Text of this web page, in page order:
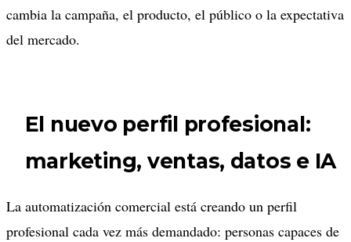
cambia la campaña, el producto, el público o la expectativa
del mercado.
El nuevo perfil profesional:
marketing, ventas, datos e IA
La automatización comercial está creando un perfil
profesional cada vez más demandado: personas capaces de